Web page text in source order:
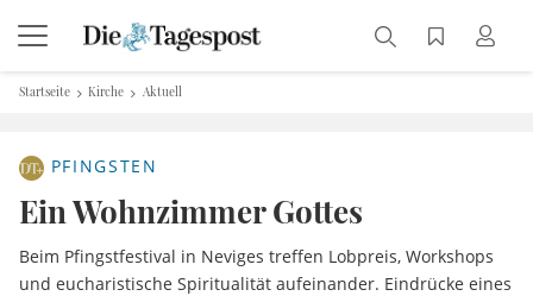
Startseite Kirche Aktuell
PFINGSTEN
Ein Wohnzimmer Gottes
Beim Pfingstfestival in Neviges treffen Lobpreis, Workshops
und eucharistische Spiritualität aufeinander. Eindrücke eines